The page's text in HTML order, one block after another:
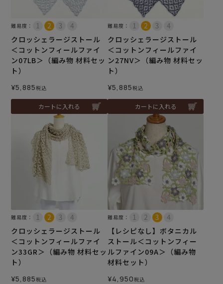
難易度：
クロッシェラージストール
＜コットンフィールファイ
ン07LB＞（編み物 材料セッ
ト）
¥5,885税込
カートに入れる
難易度：
クロッシェラージストール
＜コットンフィールファイ
ン27NV＞（編み物 材料セッ
ト）
¥5,885税込
カートに入れる
難易度：
クロッシェラージストール
＜コットンフィールファイ
ン33GR＞（編み物 材料セッ
ト）
¥5,885税込
難易度：
【レシピなし】ボタニカル
ストール＜コットンフィー
ルファイン09A＞（編み物
材料セット）
¥4,950税込